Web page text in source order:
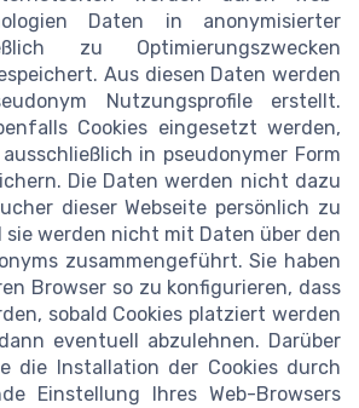
Daten in anonymisierter
zu Optimierungszwecken
Aus diesen Daten werden
Nutzungsprofile erstellt.
Cookies eingesetzt werden,
in pseudonymer Form
Die Daten werden nicht dazu
dieser Webseite persönlich zu
werden nicht mit Daten über den
zusammengeführt. Sie haben
Browser so zu konfigurieren, dass
sobald Cookies platziert werden
eventuell abzulehnen. Darüber
die Installation der Cookies durch
Einstellung Ihres Web-Browsers